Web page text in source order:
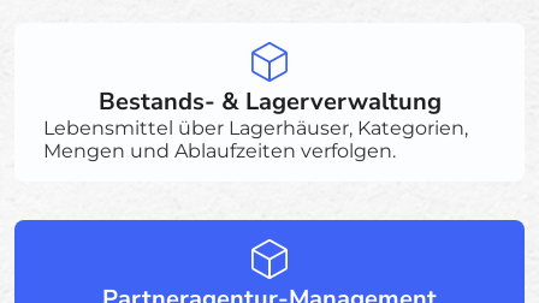
Bestands- & Lagerverwaltung
Lebensmittel über Lagerhäuser, Kategorien,
Mengen und Ablaufzeiten verfolgen.